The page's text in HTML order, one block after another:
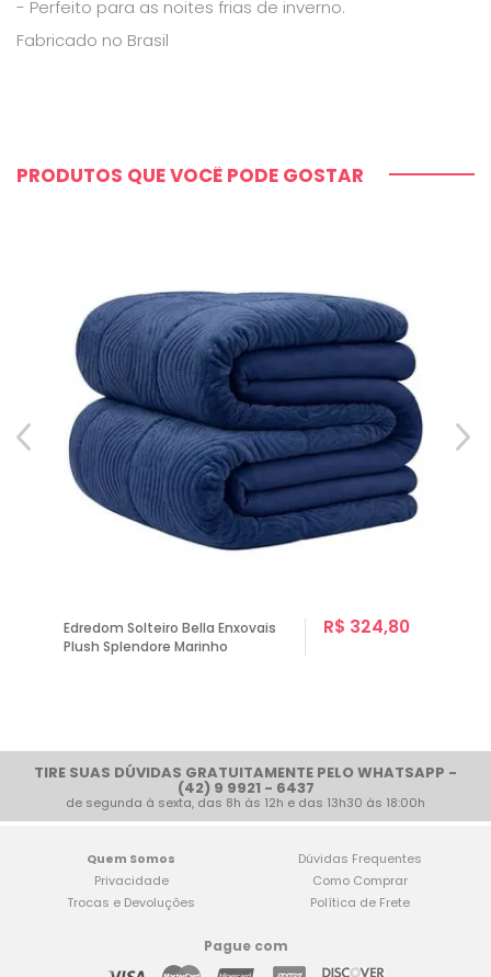
- Perfeito para as noites frias de inverno.
Fabricado no Brasil
PRODUTOS QUE VOCÊ PODE GOSTAR
Edredom Solteiro Bella Enxovais
Plush Splendore Marinho
R$ 324,80
TIRE SUAS DÚVIDAS GRATUITAMENTE PELO WHATSAPP -
(42) 9 9921 - 6437
de segunda à sexta, das 8h às 12h e das 13h30 às 18:00h
Quem Somos
Privacidade
Trocas e Devoluções
Dúvidas Frequentes
Como Comprar
Política de Frete
Pague com